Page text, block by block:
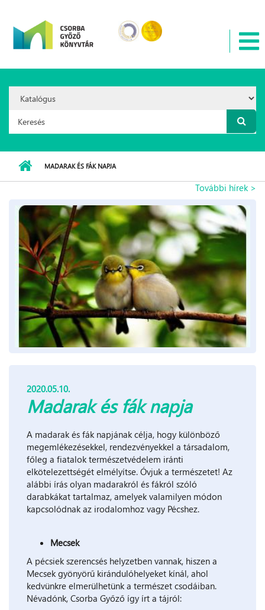
Option:
Keresés űrlap
MADARAK ÉS FÁK NAPJA
További hírek >
2020.05.10.
Madarak és fák napja
A madarak és fák napjának célja, hogy különböző
megemlékezésekkel, rendezvényekkel a társadalom,
főleg a fiatalok természetvédelem iránti
elkötelezettségét elmélyítse. Óvjuk a természetet! Az
alábbi írás olyan madarakról és fákról szóló
darabkákat tartalmaz, amelyek valamilyen módon
kapcsolódnak az irodalomhoz vagy Pécshez.
Mecsek
A pécsiek szerencsés helyzetben vannak, hiszen a
Mecsek gyönyörű kirándulóhelyeket kínál, ahol
kedvünkre elmerülhetünk a természet csodáiban.
Névadónk, Csorba Győző így írt a tájról: